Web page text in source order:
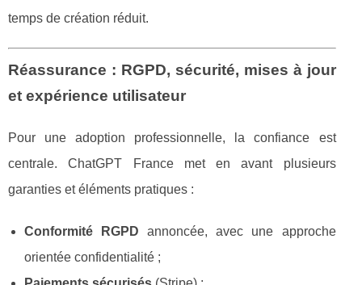
temps de création réduit.
Réassurance : RGPD, sécurité, mises à jour
et expérience utilisateur
Pour une adoption professionnelle, la confiance est
centrale. ChatGPT France met en avant plusieurs
garanties et éléments pratiques :
Conformité RGPD annoncée, avec une approche
orientée confidentialité ;